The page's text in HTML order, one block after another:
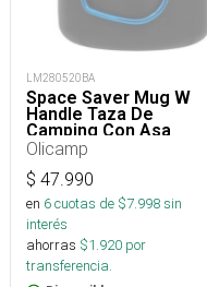
LM280520BA
Space Saver Mug W
Handle Taza De
Camping Con Asa
Olicamp
$ 47.990
en 6cuotas de $7.998sin
interés
ahorras $1.920 por
transferencia.